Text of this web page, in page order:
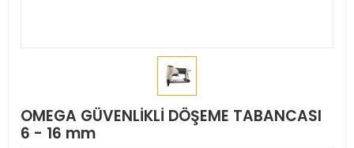
OMEGA GÜVENLİKLİ DÖŞEME TABANCASI
6 - 16 mm